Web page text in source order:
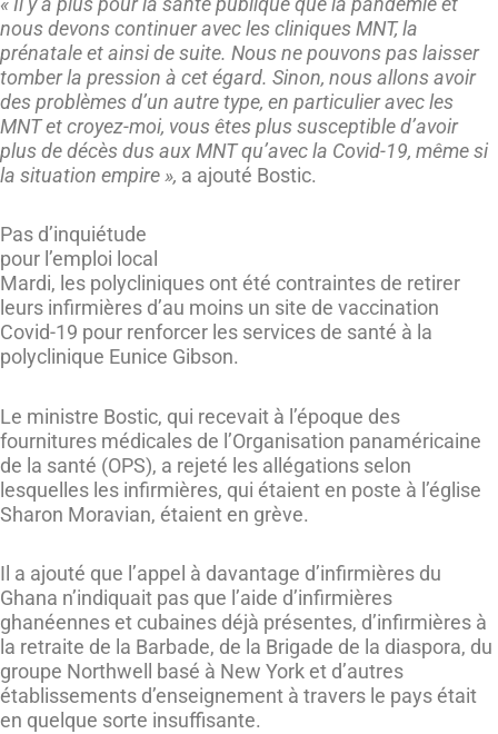
nous devons continuer avec les cliniques MNT, la
prénatale et ainsi de suite. Nous ne pouvons pas laisser
tomber la pression à cet égard. Sinon, nous allons avoir
des problèmes d’un autre type, en particulier avec les
MNT et croyez-moi, vous êtes plus susceptible d’avoir
plus de décès dus aux MNT qu’avec la Covid-19, même si
la situation empire », a ajouté Bostic.
Pas d’inquiétude
pour l’emploi local
Mardi, les polycliniques ont été contraintes de retirer
leurs infirmières d’au moins un site de vaccination
Covid-19 pour renforcer les services de santé à la
polyclinique Eunice Gibson.
Le ministre Bostic, qui recevait à l’époque des
fournitures médicales de l’Organisation panaméricaine
de la santé (OPS), a rejeté les allégations selon
lesquelles les infirmières, qui étaient en poste à l’église
Sharon Moravian, étaient en grève.
Il a ajouté que l’appel à davantage d’infirmières du
Ghana n’indiquait pas que l’aide d’infirmières
ghanéennes et cubaines déjà présentes, d’infirmières à
la retraite de la Barbade, de la Brigade de la diaspora, du
groupe Northwell basé à New York et d’autres
établissements d’enseignement à travers le pays était
en quelque sorte insuffisante.